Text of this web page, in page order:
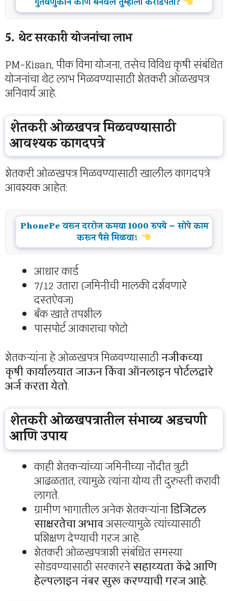
5. थेट सरकारी योजनांचा लाभ
PM-Kisan, पीक विमा योजना, तसेच विविध कृषी संबंधित
योजनांचा थेट लाभ मिळवण्यासाठी शेतकरी ओळखपत्र
अनिवार्य आहे.
शेतकरी ओळखपत्र मिळवण्यासाठी
आवश्यक कागदपत्रे
शेतकरी ओळखपत्र मिळवण्यासाठी खालील कागदपत्रे
आवश्यक आहेत:
PhonePe वरून दररोज कमवा 1000 रुपये – सोपे काम
करून पैसे मिळवा!
आधार कार्ड
7/12 उतारा (जमिनीची मालकी दर्शवणारे
दस्तऐवज)
बँक खाते तपशील
पासपोर्ट आकाराचा फोटो
शेतकऱ्यांना हे ओळखपत्र मिळवण्यासाठीनजीकच्या
कृषी कार्यालयात जाऊन किंवा ऑनलाइन पोर्टलद्वारे
अर्ज करता येतो.
शेतकरी ओळखपत्रातील संभाव्य अडचणी
आणि उपाय
काही शेतकऱ्यांच्या जमिनीच्या नोंदीत त्रुटी
आढळतात, त्यामुळे त्यांना योग्य ती दुरुस्ती करावी
लागते.
ग्रामीण भागातील अनेक शेतकऱ्यांनाडिजिटल
साक्षरतेचा अभावअसल्यामुळे त्यांच्यासाठी
प्रशिक्षण देण्याची गरज आहे.
शेतकरी ओळखपत्राशी संबंधित समस्या
सोडवण्यासाठी सरकारनेसहाय्यता केंद्रे आणि
हेल्पलाइन नंबर सुरू करण्याची गरज आहे.